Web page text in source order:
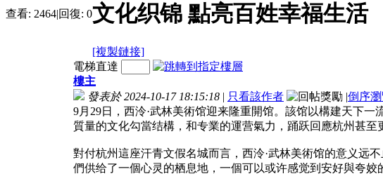
查看: 2464|回復: 0文化织锦 點亮百姓幸福生活
[複製鏈接]
電梯直達
樓主
發表於 2024-10-17 18:15:18 | 只看該作者 |倒序
9月29日，西泠·武林美術馆迎来隆重開馆。該馆以構建天下
質量的文化勾當结構，和专業的運营氣力，踊跃回應杭州甚
對付杭州這座汗青文假名城而言，西泠·武林美術馆的意义远
們供给了一個心灵的栖息地，一個可以或许感觉到安好與夸姣